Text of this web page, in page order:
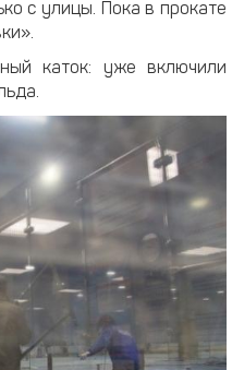
с улицы. Пока в прокате
каток: уже включили